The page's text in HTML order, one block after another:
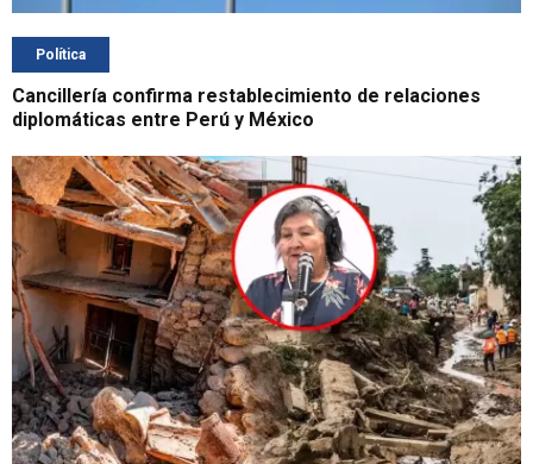
Política
Cancillería confirma restablecimiento de relaciones
diplomáticas entre Perú y México